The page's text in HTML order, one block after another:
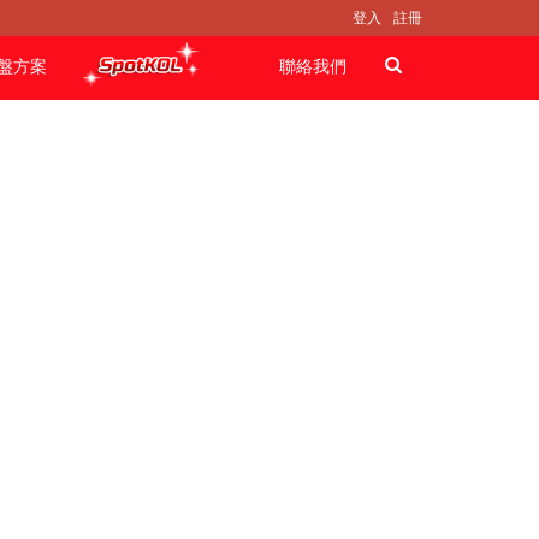
登入 註冊
方案 聯絡我們